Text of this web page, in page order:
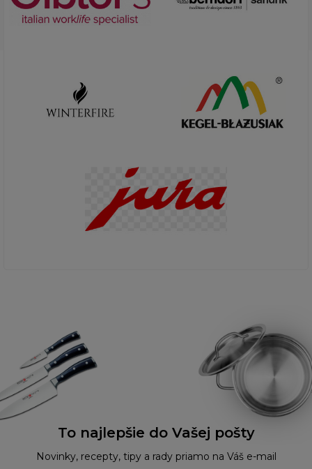
To najlepšie do Vašej pošty
Novinky, recepty, tipy a rady priamo na Váš e-mail